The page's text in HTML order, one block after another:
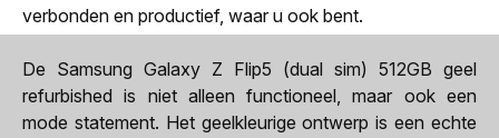
verbonden en productief, waar u ook bent.
De Samsung Galaxy Z Flip5 (dual sim) 512GB geel
refurbished is niet alleen functioneel, maar ook een
mode statement. Het geelkleurige ontwerp is een echte